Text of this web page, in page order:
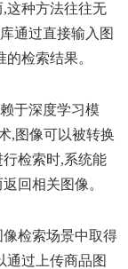
这种方法往往无
库通过直接输入图
检索结果。
于深度学习模
,图像可以被转换
检索时,系统能
回相关图像。
检索场景中取得
通过上传商品图